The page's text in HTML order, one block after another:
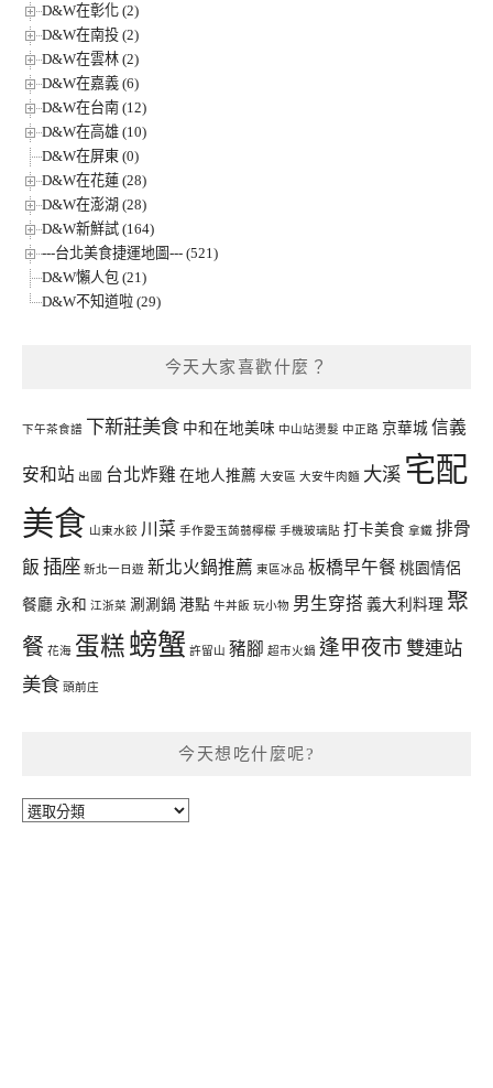
D&W在彰化 (2)
D&W在南投 (2)
D&W在雲林 (2)
D&W在嘉義 (6)
D&W在台南 (12)
D&W在高雄 (10)
D&W在屏東 (0)
D&W在花蓮 (28)
D&W在澎湖 (28)
D&W新鮮試 (164)
---台北美食捷運地圖--- (521)
D&W懶人包 (21)
D&W不知道啦 (29)
今天大家喜歡什麼？
下午茶食譜 下新莊美食 中和在地美味 中山站燙髮 中正路 京華城 信義
安和站 出國 台北炸雞 在地人推薦 大安區 大安牛肉麵 大溪 宅配
美食 山東水餃 川菜 手作愛玉蒟蒻檸檬 手機玻璃貼 打卡美食 拿鐵 排骨
飯 插座 新北一日遊 新北火鍋推薦 東區冰品 板橋早午餐 桃園情侶
餐廳 永和 江浙菜 涮涮鍋 港點 牛丼飯 玩小物 男生穿搭 義大利料理 聚
餐 花海 蛋糕 螃蟹 許留山 豬腳 超市火鍋 逢甲夜市 雙連站
美食 頭前庄
今天想吃什麼呢?
今